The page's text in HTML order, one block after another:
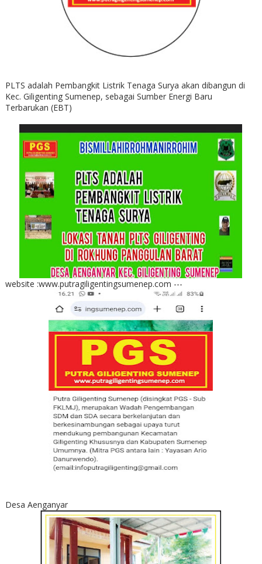
PLTS adalah Pembangkit Listrik Tenaga Surya akan dibangun di
Kec. Giligenting Sumenep, sebagai Sumber Energi Baru
Terbarukan (EBT)
website :www.putragiligentingsumenep.com ---
Desa Aenganyar